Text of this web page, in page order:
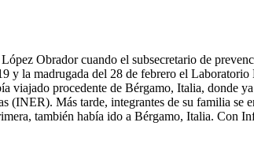
Obrador cuando el subsecretario de
y la madrugada del 28 de febrero el
viajado procedente de Bérgamo, Italia, donde
Más tarde, integrantes de su familia se
también había ido a Bérgamo, Italia. Con